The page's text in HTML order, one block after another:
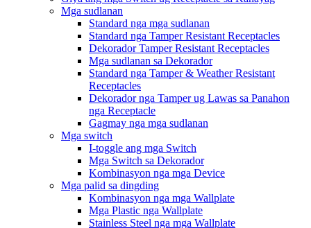
Mga sudlanan
Standard nga mga sudlanan
Standard nga Tamper Resistant Receptacles
Dekorador Tamper Resistant Receptacles
Mga sudlanan sa Dekorador
Standard nga Tamper & Weather Resistant
Receptacles
Dekorador nga Tamper ug Lawas sa Panahon
nga Receptacle
Gagmay nga mga sudlanan
Mga switch
I-toggle ang mga Switch
Mga Switch sa Dekorador
Kombinasyon nga mga Device
Mga palid sa dingding
Kombinasyon nga mga Wallplate
Mga Plastic nga Wallplate
Stainless Steel nga mga Wallplate